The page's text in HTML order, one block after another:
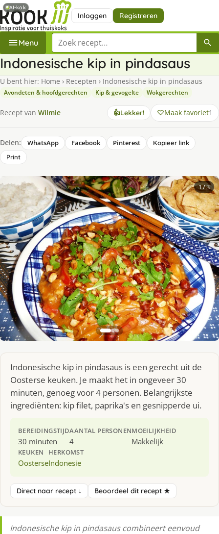
Inloggen Registreren
Menu Zoek een recept
Indonesische kip in pindasaus
U bent hier: Home › Recepten › Indonesische kip in pindasaus
Avondeten & hoofdgerechten Kip & gevogelte Wokgerechten
Recept van Wilmie 👍Lekker! Maak favoriet1
Delen: WhatsApp Facebook Pinterest
Kopieer link
Print
1/ 3
Indonesische kip in pindasaus is een gerecht uit de
Oosterse keuken. Je maakt het in ongeveer 30
minuten, genoeg voor 4 personen. Belangrijkste
ingrediënten: kip filet, paprika's en gesnipperde ui.
BEREIDINGSTIJD
30 minuten
AANTAL PERSONEN
4
MOEILIJKHEID
Makkelijk
KEUKEN
Oosterse
HERKOMST
Indonesie
Direct naar recept ↓ Beoordeel dit recept ★
Indonesische kip in pindasaus combineert eenvoud
AI-kok